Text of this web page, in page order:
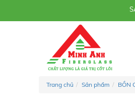
SAFANI | Uy tín -
Trang chủ Sản phẩm BỒN